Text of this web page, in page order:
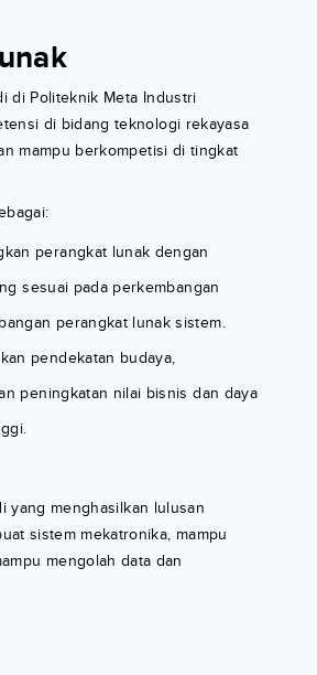
di Politeknik Meta Industri
di bidang teknologi rekayasa
mampu berkompetisi di tingkat
perangkat lunak dengan
sesuai pada perkembangan
perangkat lunak sistem.
pendekatan budaya,
peningkatan nilai bisnis dan daya
yang menghasilkan lulusan
sistem mekatronika, mampu
mengolah data dan